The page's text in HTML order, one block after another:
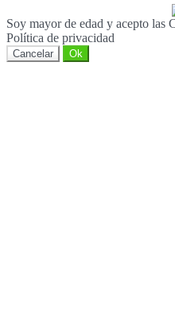
Soy mayor de edad y acepto las
Política de privacidad
Cancelar Ok